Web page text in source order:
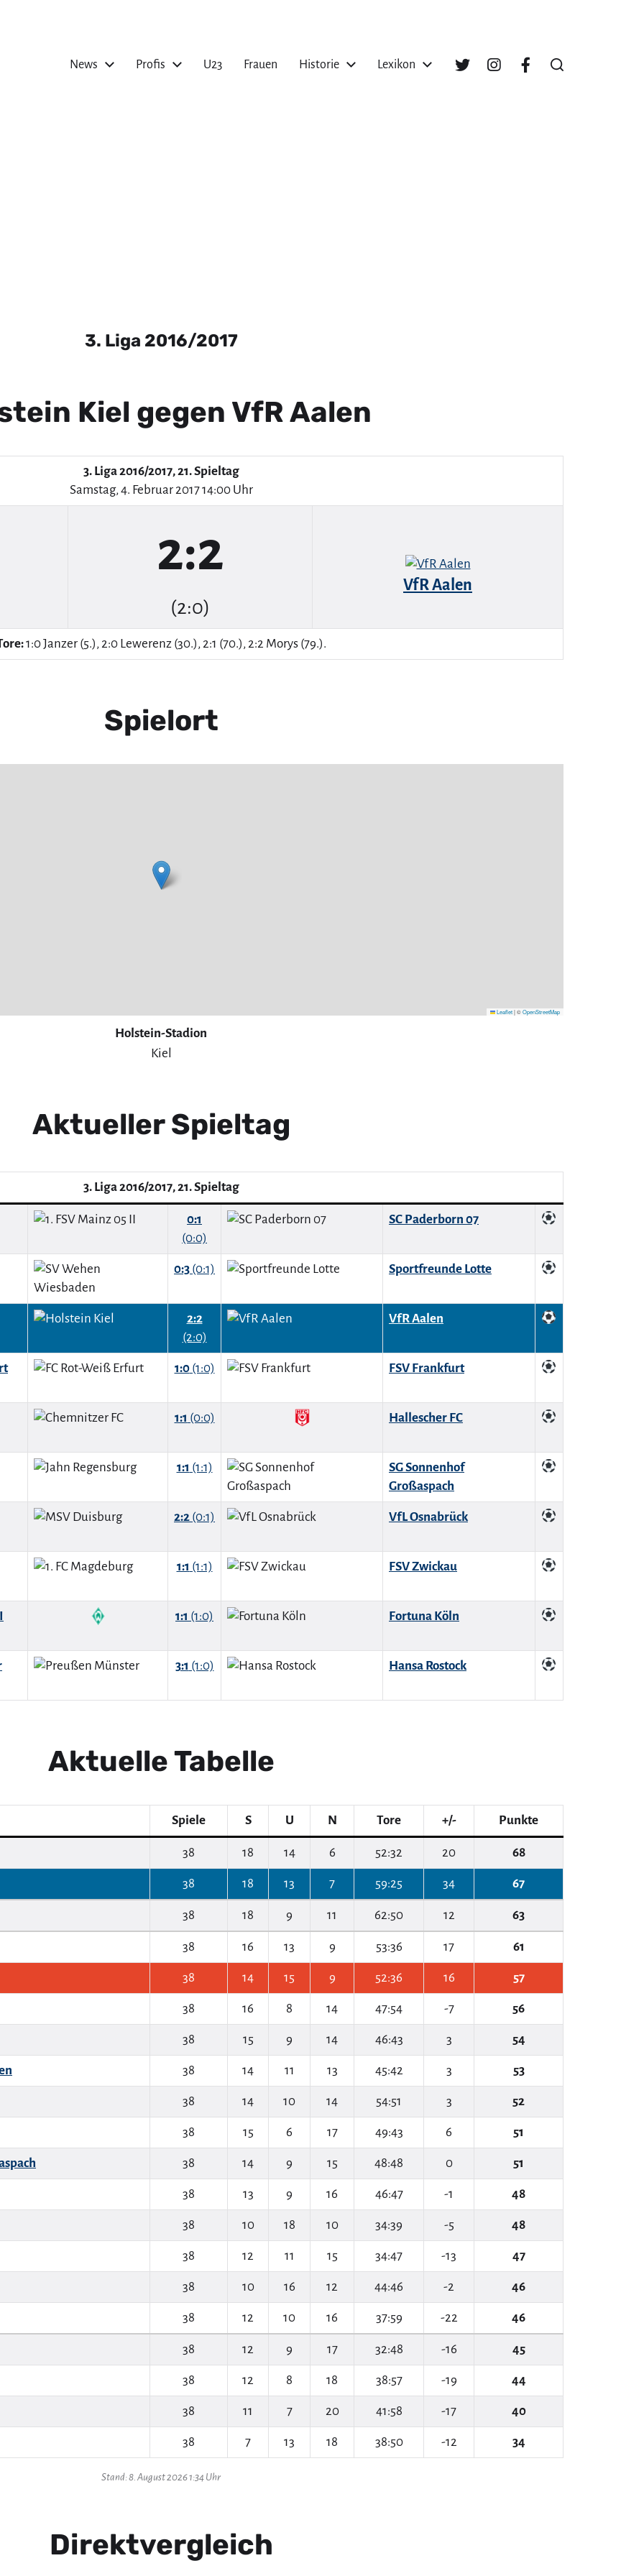
News Profis U23 Frauen Historie Lexikon
3. Liga 2016/2017
Kiel gegen VfR Aalen
3. Liga 2016/2017, 21. Spieltag
Samstag, 4. Februar 2017 14:00 Uhr
2:2
(2:0)
VfR Aalen
1:0 Janzer (5.), 2:0 Lewerenz (30.), 2:1 (70.), 2:2 Morys (79.).
Spielort
Leaflet|©OpenStreetMap
Holstein-Stadion
Kiel
Aktueller Spieltag
3. Liga 2016/2017, 21. Spieltag
0:1
(0:0)
SC Paderborn 07
0:3 (0:1) Sportfreunde Lotte
2:2
(2:0)
VfR Aalen
1:0(1:0) FSV Frankfurt
1:1 (0:0) Hallescher FC
1:1 (1:1)
SG Sonnenhof
Großaspach
2:2 (0:1) VfL Osnabrück
1:1 (1:1) FSV Zwickau
1:1 (1:0) Fortuna Köln
3:1 (1:0) Hansa Rostock
Aktuelle Tabelle
Spiele S U N Tore +/- Punkte
38 18 14 6 52:32 20 68
38 18 13 7 59:25 34 67
38 18 9 11 62:50 12 63
38 16 13 9 53:36 17 61
38 14 15 9 52:36 16 57
38 16 8 14 47:54 -7 56
38 15 9 14 46:43 3 54
38 14 11 13 45:42 3 53
38 14 10 14 54:51 3 52
38 15 6 17 49:43 6 51
38 14 9 15 48:48 0 51
38 13 9 16 46:47 -1 48
38 10 18 10 34:39 -5 48
38 12 11 15 34:47 -13 47
38 10 16 12 44:46 -2 46
38 12 10 16 37:59 -22 46
38 12 9 17 32:48 -16 45
38 12 8 18 38:57 -19 44
38 11 7 20 41:58 -17 40
38 7 13 18 38:50 -12 34
Stand: 8. August 2026 1:34 Uhr
Direktvergleich